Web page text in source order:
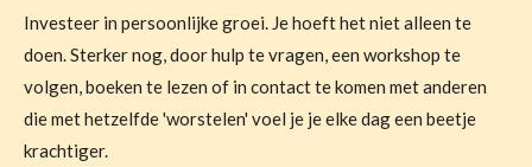
Investeer in persoonlijke groei. Je hoeft het niet alleen te
doen. Sterker nog, door hulp te vragen, een workshop te
volgen, boeken te lezen of in contact te komen met anderen
die met hetzelfde 'worstelen' voel je je elke dag een beetje
krachtiger.